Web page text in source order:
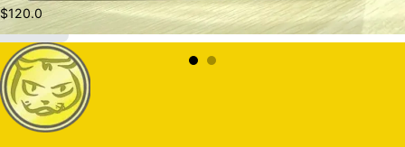
入購物車
$120.0